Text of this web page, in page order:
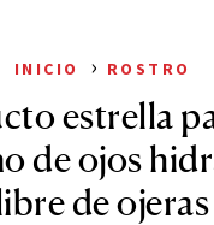
INICIO › ROSTRO
estrella
de ojos
de ojeras